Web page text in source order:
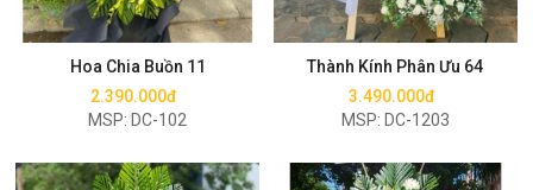
Hoa Chia Buồn 11
2.390.000đ
MSP: DC-102
Mua ngay
Thành Kính Phân Ưu 64
3.490.000đ
MSP: DC-1203
Mua ngay